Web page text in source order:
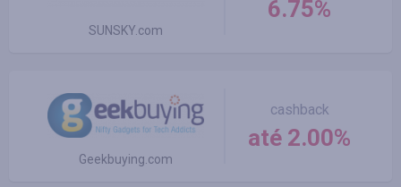
SUNSKY.com
6.75%
Geekbuying.com
cashback
até 2.00%